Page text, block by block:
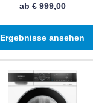
ab € 999,00
Ergebnisse ansehen